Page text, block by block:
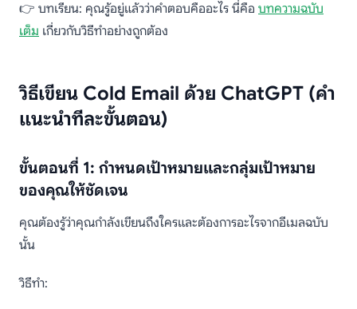
👉 บทเรียน: คุณรู้อยู่แล้วว่าคำตอบคืออะไร นี่คือ บทความฉบับ
เต็ม เกี่ยวกับวิธีทำอย่างถูกต้อง
วิธีเขียน Cold Email ด้วย ChatGPT (คำ
แนะนำทีละขั้นตอน)
ขั้นตอนที่ 1: กำหนดเป้าหมายและกลุ่มเป้าหมาย
ของคุณให้ชัดเจน
คุณต้องรู้ว่าคุณกำลังเขียนถึงใครและต้องการอะไรจากอีเมลฉบับ
นั้น
วิธีทำ: